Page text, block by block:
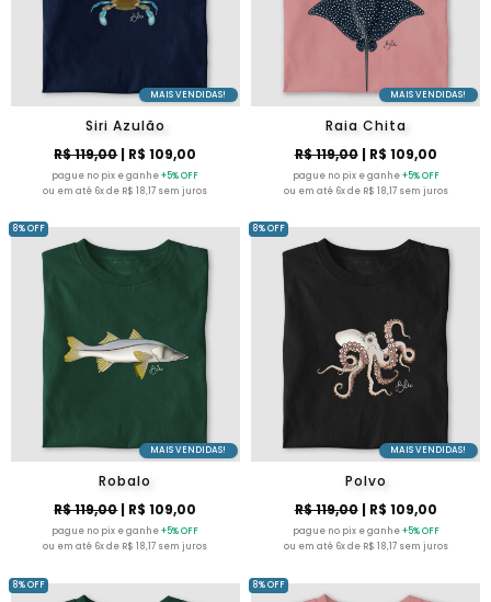
MAIS VENDIDAS!
Siri Azulão
R$ 119,00| R$ 109,00
pague no pix e ganhe+5% OFF
ou em até 6x de R$ 18,17 sem juros
MAIS VENDIDAS!
Raia Chita
R$ 119,00| R$ 109,00
pague no pix e ganhe+5% OFF
ou em até 6x de R$ 18,17 sem juros
MAIS VENDIDAS!
Robalo
R$ 119,00| R$ 109,00
pague no pix e ganhe+5% OFF
ou em até 6x de R$ 18,17 sem juros
8% OFF
MAIS VENDIDAS!
Polvo
R$ 119,00| R$ 109,00
pague no pix e ganhe+5% OFF
ou em até 6x de R$ 18,17 sem juros
8% OFF
8% OFF 8% OFF